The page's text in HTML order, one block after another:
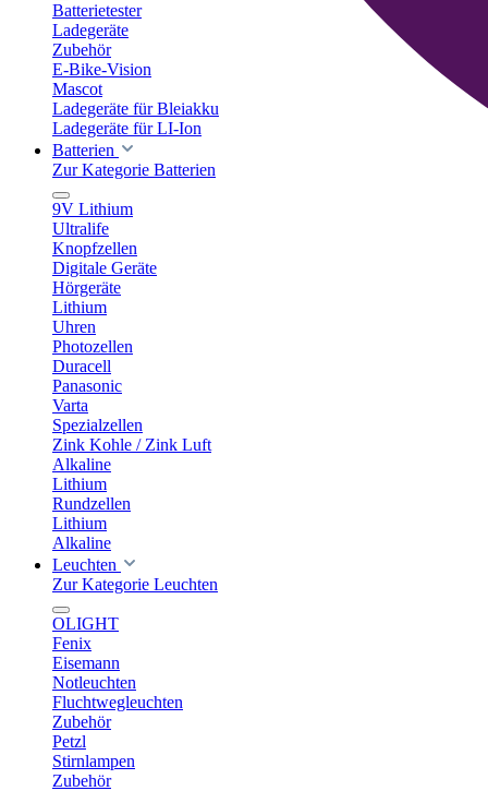
Batterietester
Ladegeräte
Zubehör
E-Bike-Vision
Mascot
Ladegeräte für Bleiakku
Ladegeräte für LI-Ion
Batterien
Zur Kategorie Batterien
9V Lithium
Ultralife
Knopfzellen
Digitale Geräte
Hörgeräte
Lithium
Uhren
Photozellen
Duracell
Panasonic
Varta
Spezialzellen
Zink Kohle / Zink Luft
Alkaline
Lithium
Rundzellen
Lithium
Alkaline
Leuchten
Zur Kategorie Leuchten
OLIGHT
Fenix
Eisemann
Notleuchten
Fluchtwegleuchten
Zubehör
Petzl
Stirnlampen
Zubehör